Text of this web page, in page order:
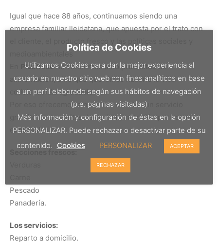
Igual que hace 88 años, continuamos siendo una
empresa familiar lleidatana, que apuesta por el trato con
el cliente, el producto fresco y las políticas sociales y
medioambientales
Plusfrescno vendemos sólo productos de
alimentación, sino que queremos hacerle la vida
cotidiana más agradable.
Por eso ofrecemos a nuestros clientes un servicio
gratuito de consultas de cocina y nutrición por correo
electrónico.
Secciones frescos:
Pescado
Panadería.
Los servicios:
Reparto a domicilio.
Política de Cookies
Utilizamos Cookies para dar la mejor experiencia al
usuario en nuestro sitio web con fines analíticos en base
a un perfil elaborado según sus hábitos de navegación
(p.e. páginas visitadas)
Más información y configuración de éstas en la opción
PERSONALIZAR. Puede rechazar o desactivar parte de su
contenido. Cookies PERSONALIZAR ACEPTAR
RECHAZAR